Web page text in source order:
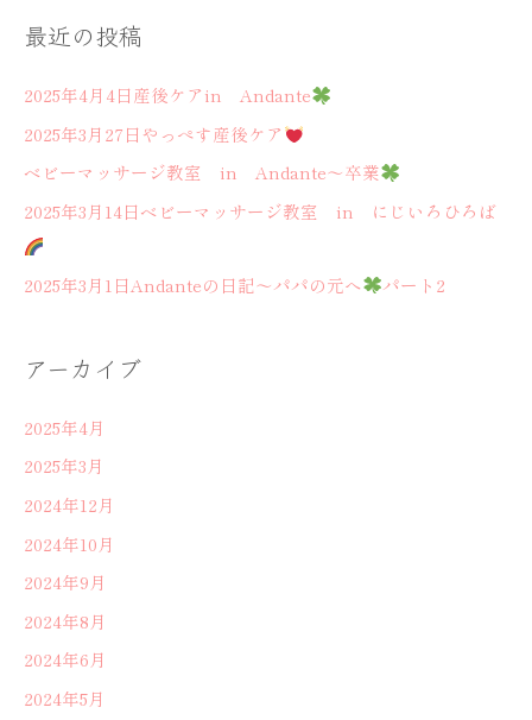
ジ
in
Andante
象
最近の投稿
2025年4月4日産後ケアin Andante
2025年3月27日やっぺす産後ケア
ベビーマッサージ教室 in Andante～卒業
2025年3月14日ベビーマッサージ教室 in にじいろひろば
2025年3月1日Andanteの日記～パパの元へ パート2
アーカイブ
2025年4月
2025年3月
2024年12月
2024年10月
2024年9月
2024年8月
2024年6月
2024年5月